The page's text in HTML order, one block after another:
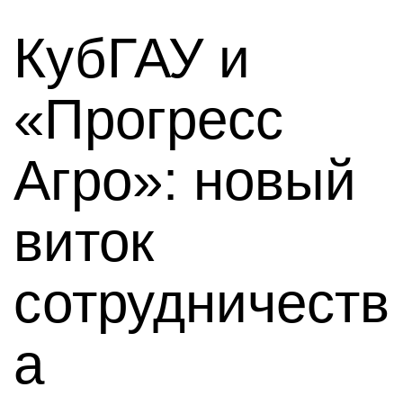
КубГАУ и
«Прогресс
Агро»: новый
виток
сотрудничеств
а